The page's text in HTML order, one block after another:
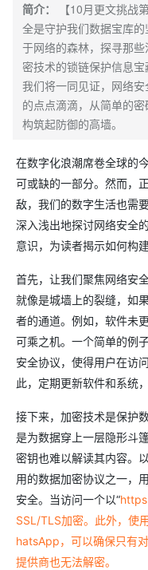
简介：
【10月更文挑战
全是守护我们数据宝库
于网络的森林，探寻那
密技术的锁链保护信息宝
我们将一同见证，网络
的点点滴滴，从简单的
构筑起防御的高墙。
在数字化浪潮席卷全球的
可或缺的一部分。然而，
敌，我们的数字生活也需
深入浅出地探讨网络安全
意识，为读者揭示如何构
首先，让我们聚焦网络安
就像是城墙上的裂缝，如
者的通道。例如，软件未
可乘之机。一个简单的例
安全协议，使得用户在访
此，定期更新软件和系统
接下来，加密技术是保护
是为数据穿上一层隐形斗
密钥也难以解读其内容。
用的数据加密协议之一，
安全。当访问一个以“
SSL/TLS加密。此外，使
hatsApp，可以确保只有
提供商也无法解密。